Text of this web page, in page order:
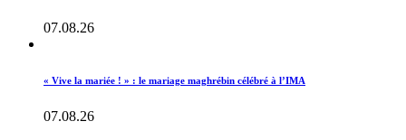
07.08.26
« Vive la mariée ! » : le mariage maghrébin célébré à l’IMA
07.08.26